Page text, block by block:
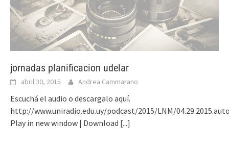
jornadas planificacion udelar
abril 30, 2015 Andrea Cammarano
Escuchá el audio o descargalo aquí.
http://www.uniradio.edu.uy/podcast/2015/LNM/
Play in new window | Download [...]